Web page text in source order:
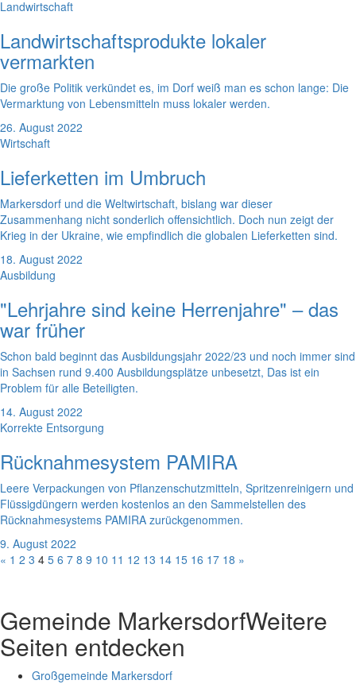
Landwirtschaft
Landwirtschaftsprodukte lokaler
vermarkten
Die große Politik verkündet es, im Dorf weiß man es schon lange: Die
Vermarktung von Lebensmitteln muss lokaler werden.
26. August 2022
Wirtschaft
Lieferketten im Umbruch
Markersdorf und die Weltwirtschaft, bislang war dieser
Zusammenhang nicht sonderlich offensichtlich. Doch nun zeigt der
Krieg in der Ukraine, wie empfindlich die globalen Lieferketten sind.
18. August 2022
Ausbildung
"Lehrjahre sind keine Herrenjahre" – das
war früher
Schon bald beginnt das Ausbildungsjahr 2022/23 und noch immer sind
in Sachsen rund 9.400 Ausbildungsplätze unbesetzt, Das ist ein
Problem für alle Beteiligten.
14. August 2022
Korrekte Entsorgung
Rücknahmesystem PAMIRA
Leere Verpackungen von Pflanzenschutzmitteln, Spritzenreinigern und
Flüssigdüngern werden kostenlos an den Sammelstellen des
Rücknahmesystems PAMIRA zurückgenommen.
9. August 2022
« 1 2 3 4 5 6 7 8 9 10 11 12 13 14 15 16 17 18 »
Gemeinde MarkersdorfWeitere
Seiten entdecken
Großgemeinde Markersdorf